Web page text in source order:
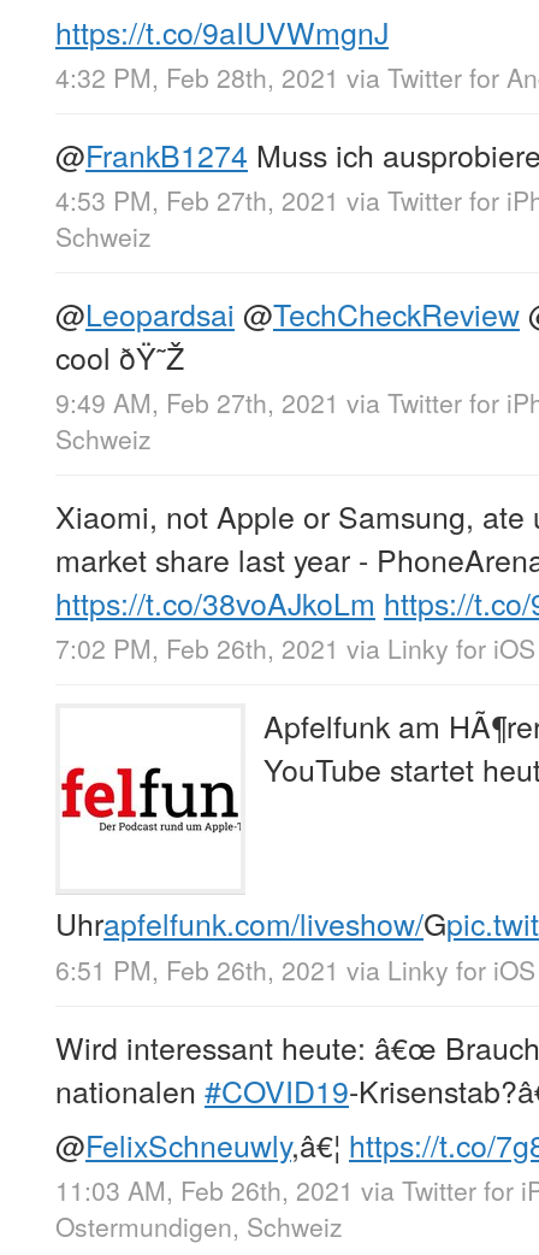
https://t.co/9aIUVWmgnJ
4:32 PM, Feb 28th, 2021 via Twitter for
@FrankB1274 Muss ich
4:53 PM, Feb 27th, 2021 via Twitter for
Schweiz
@Leopardsai @TechCheckReview
cool ðŸ˜Ž
9:49 AM, Feb 27th, 2021 via Twitter for
Schweiz
Xiaomi, not Apple or Samsung, ate
market share last year -
https://t.co/38voAJkoLm https://
7:02 PM, Feb 26th, 2021 via Linky for iOS
Apfelfunk am
YouTube startet
Uhrapfelfunk.com/liveshow/G
6:51 PM, Feb 26th, 2021 via Linky for iOS
Wird interessant heute: â€œ
nationalen #COVID19-
@FelixSchneuwly,â€¦ https://t.co/
11:03 AM, Feb 26th, 2021 via Twitter for
Ostermundigen, Schweiz